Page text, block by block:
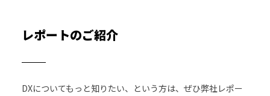
レポートのご紹介
DXについてもっと知りたい、という方は、ぜひ弊社レポー